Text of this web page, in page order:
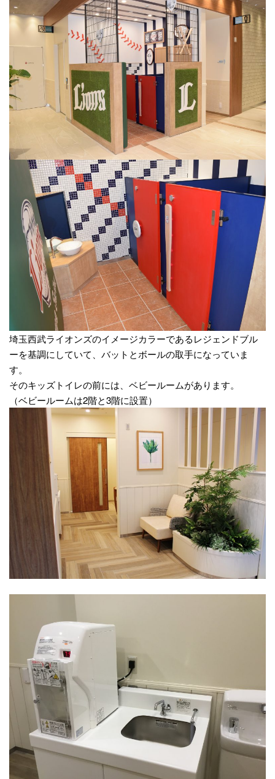
埼玉西武ライオンズのイメージカラーであるレジェンドブル
ーを基調にしていて、バットとボールの取手になっていま
す。
そのキッズトイレの前には、ベビールームがあります。
（ベビールームは2階と3階に設置）